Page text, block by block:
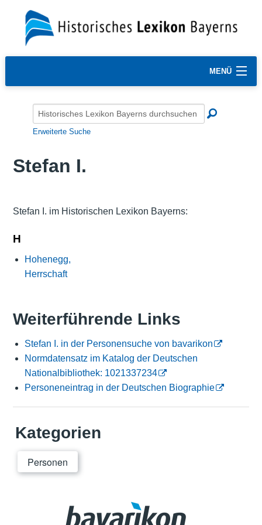
MENÜ
Erweiterte Suche
Stefan I.
Stefan I. im Historischen Lexikon Bayerns:
H
Hohenegg,
Herrschaft
Weiterführende Links
Stefan I. in der Personensuche von bavarikon
Normdatensatz im Katalog der Deutschen
Nationalbibliothek: 1021337234
Personeneintrag in der Deutschen Biographie
Kategorien
Personen